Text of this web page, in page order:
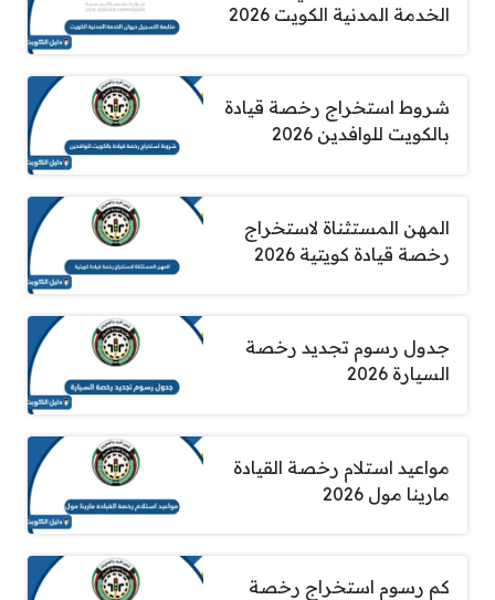
الخدمة المدنية الكويت 2026
شروط استخراج رخصة قيادة
بالكويت للوافدين 2026
المهن المستثناة لاستخراج
رخصة قيادة كويتية 2026
جدول رسوم تجديد رخصة
السيارة 2026
مواعيد استلام رخصة القيادة
مارينا مول 2026
كم رسوم استخراج رخصة